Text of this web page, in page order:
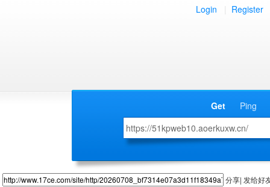
Login Register
Get Ping
分享| 发给好